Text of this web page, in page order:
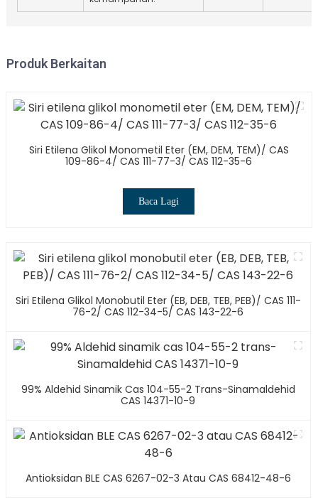
Produk Berkaitan
Siri Etilena Glikol Monometil Eter (EM, DEM, TEM)/ CAS
109-86-4/ CAS 111-77-3/ CAS 112-35-6
Baca Lagi
Siri Etilena Glikol Monobutil Eter (EB, DEB, TEB, PEB)/ CAS 111-
76-2/ CAS 112-34-5/ CAS 143-22-6
99% Aldehid Sinamik Cas 104-55-2 Trans-Sinamaldehid
CAS 14371-10-9
Antioksidan BLE CAS 6267-02-3 Atau CAS 68412-48-6